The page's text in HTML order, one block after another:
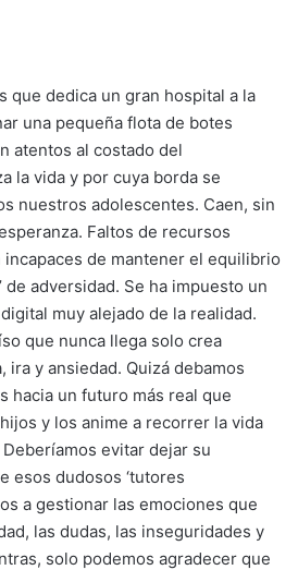
que dedica un gran hospital a la
una pequeña flota de botes
atentos al costado del
la vida y por cuya borda se
nuestros adolescentes. Caen, sin
Faltos de recursos
de mantener el equilibrio
de adversidad. Se ha impuesto un
muy alejado de la realidad.
que nunca llega solo crea
ira y ansiedad. Quizá debamos
hacia un futuro más real que
hijos y los anime a recorrer la vida
evitar dejar su
esos dudosos ‘tutores
a gestionar las emociones que
las dudas, las inseguridades y
solo podemos agradecer que